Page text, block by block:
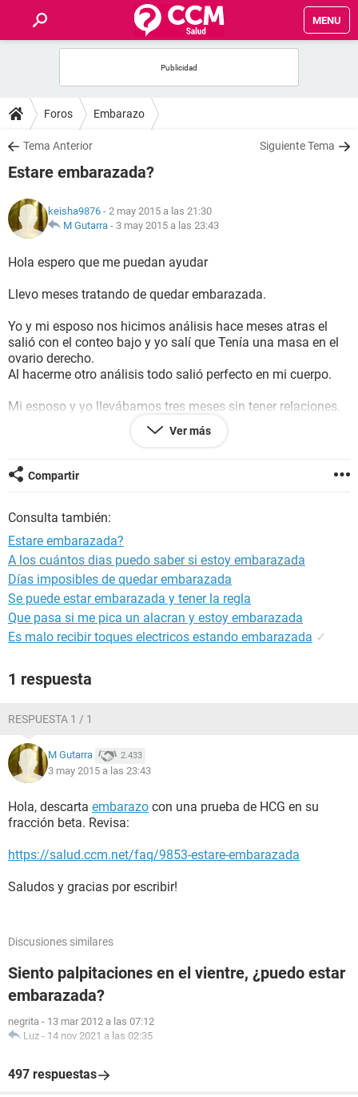
MENU
FOROS
SALUD
NUTRICIÓN
BIENESTAR
GLOSARIO
Foros Embarazo
Tema Anterior Siguiente Tema
Estare embarazada?
keisha9876 - 2 may 2015 a las 21:30
M Gutarra - 3 may 2015 a las 23:43
Hola espero que me puedan ayudar
Llevo meses tratando de quedar embarazada.
Yo y mi esposo nos hicimos análisis hace meses atras el
salió con el conteo bajo y yo salí que Tenía una masa en el
ovario derecho.
Al hacerme otro análisis todo salió perfecto en mi cuerpo.
Mi esposo y yo llevábamos tres meses sin tener relaciones.
Cuando la menstruacion me bajo (5/abril) esperamos a que
Estos días eh sentido muchas punzadas en el vientre y
náusea.
embarazo por miendo.
Espero que me puedan ayudar
Ver más
Compartir
Consulta también:
Estare embarazada?
A los cuántos dias puedo saber si estoy embarazada
Días imposibles de quedar embarazada
Se puede estar embarazada y tener la regla
Que pasa si me pica un alacran y estoy embarazada
Es malo recibir toques electricos estando embarazada ✓
1 respuesta
RESPUESTA 1 / 1
M Gutarra 2.433
3 may 2015 a las 23:43
Hola, descarta embarazo con una prueba de HCG en su
fracción beta. Revisa:
https://salud.ccm.net/faq/9853-estare-embarazada
Saludos y gracias por escribir!
Discusiones similares
Siento palpitaciones en el vientre, ¿puedo estar
embarazada?
negrita - 13 mar 2012 a las 07:12
Luz - 14 nov 2021 a las 02:35
497 respuestas